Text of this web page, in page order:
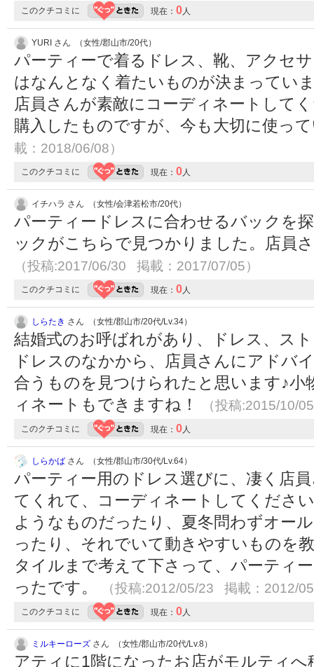
このクチコミに 現在： 0 人
YURI さん （女性/郡山市/20代）
パーティーで着るドレス、靴、アクセ
はなんとなく着たいものが決まってい
店員さんが素敵にコーディネートして
購入したものですが、今も大切に使っ
載：2018/06/08）
このクチコミに 現在： 0 人
イチハラ さん （女性/会津若松市/20代）
パーティードレスに合わせるバックを
ックがこちらで見つかりました。店員
（投稿:2017/06/30 掲載：2017/07/05）
このクチコミに 現在： 0 人
しらたき さん （女性/郡山市/20代/Lv.34）
結婚式のお呼ばれがあり、ドレス、ス
ドレスのなかから、店員さんにアドバ
合うものを見つけられたと思います♪
ィネートもできますね！
（投稿:2015/10/
このクチコミに 現在： 0 人
しらかば さん （女性/郡山市/30代/Lv.64）
パーティー用のドレス選びに、凄く店
てくれて、コーディネートしてくださ
ようなものだったり、夏冬問わずオー
ったり、それでいて動きやすいものを
タイルまで考えて下さって、パーティ
ったです。
（投稿:2012/05/23 掲載：2012/
このクチコミに 現在： 0 人
ミルキーローズ さん （女性/郡山市/20代/Lv.8）
アティに1階になったお店がモルティ